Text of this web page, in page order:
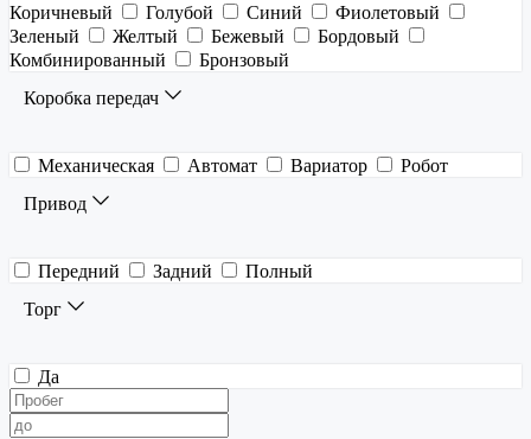
Коричневый
Голубой Синий
Фиолетовый
Зеленый
Желтый Бежевый
Бордовый
Комбинированный
Бронзовый
Коробка передач
Механическая Автомат Вариатор
Робот
Привод
Передний Задний
Полный
Торг
Да